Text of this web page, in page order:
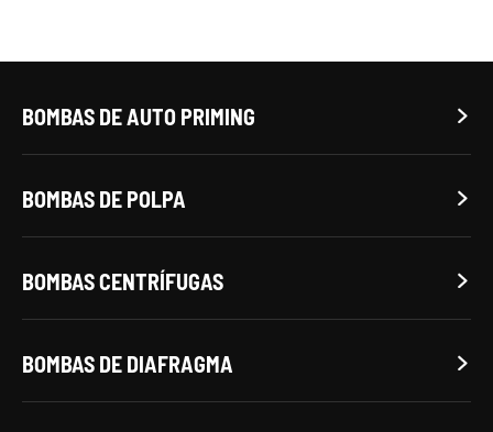
BOMBAS DE AUTO PRIMING 
BOMBAS DE POLPA 
BOMBAS CENTRÍFUGAS 
BOMBAS DE DIAFRAGMA 